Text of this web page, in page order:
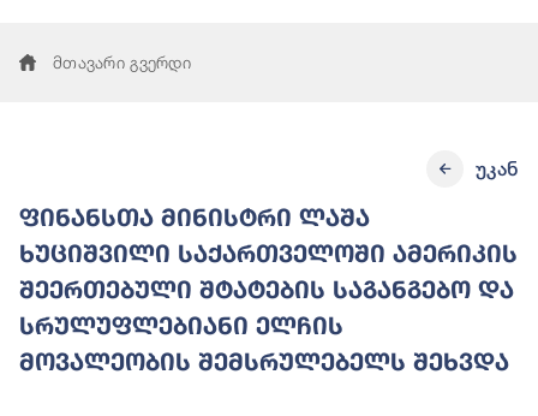
მთავარი გვერდი
ფინანსთა მინისტრი ლაშა
ხუციშვილი საქართველოში ამერიკის
შეერთებული შტატების საგანგებო და
სრულუფლებიანი ელჩის
მოვალეობის შემსრულებელს შეხვდა
უკან